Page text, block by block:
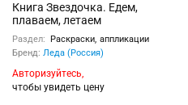
Книга Звездочка. Едем,
плаваем, летаем
Раздел:
Раскраски, аппликации
Бренд: Леда (Россия)
Авторизуйтесь,
чтобы увидеть цену